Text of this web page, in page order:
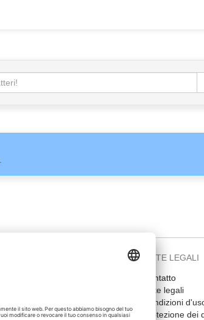
NOTE LEGALI
Contatto
Note legali
Condizioni
Protezione dei